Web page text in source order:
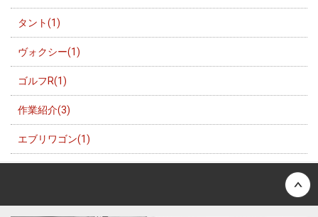
タント(1)
ヴォクシー(1)
ゴルフR(1)
作業紹介(3)
エブリワゴン(1)